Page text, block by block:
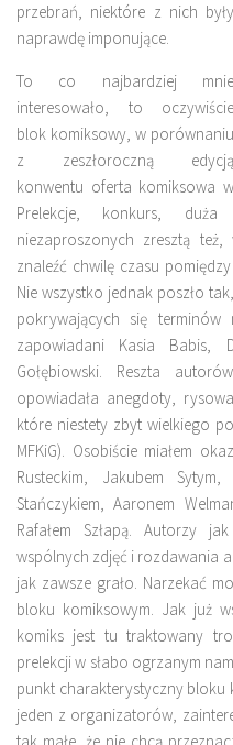
przebrań, niektóre z nich były
naprawdę imponujące.
To co najbardziej mnie
interesowało, to oczywiście
blok komiksowy, w porównaniu
z zeszłoroczną edycją
konwentu oferta komiksowa
Prelekcje, konkurs,
niezaproszonych zresztą
znaleźć chwilę czasu
Nie wszystko jednak poszło
pokrywających się
zapowiadani Kasia Babis,
Gołębiowski. Reszta
opowiadała anegdoty,
które niestety zbyt wielkiego
MFKiG). Osobiście miałem
Rusteckim, Jakubem
Stańczykiem, Aaronem
Rafałem Szłapą. Autorzy
wspólnych zdjęć i rozdawania
jak zawsze grało. Narzekać
bloku komiksowym. Jak już
komiks jest tu traktowany
prelekcji w słabo ogrzanym
punkt charakterystyczny bloku
jeden z organizatorów,